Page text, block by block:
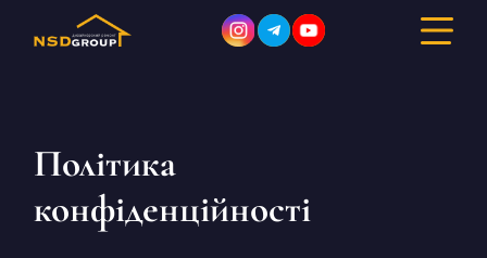
ДИЗАЙН ІНТЕР’ЄРУ
РЕМОНТ
Політика
конфіденційності